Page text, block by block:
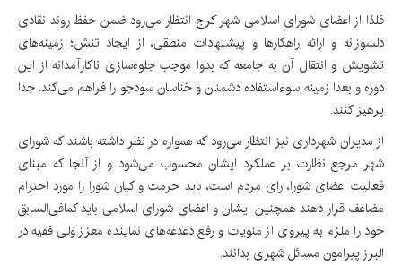
فلذا از اعضای شورای اسلامی شهر کرج انتظار می‌رود ضمن حفظ روند نقادی
دلسوزانه و ارائه راهکارها و پیشنهادات منطقی، از ایجاد تنش؛ زمینه‌های
تشویش و انتقال آن به جامعه که بدوا موجب جلوه‌سازی ناکارآمدانه از این
دوره و بعدا زمینه سوءاستفاده دشمنان و خناسان سودجو را فراهم می‌کند، جدا
پرهیز کنند.
از مدیران شهرداری نیز انتظار می‌رود که همواره در نظر داشته باشند که شورای
شهر مرجع نظارت بر عملکرد ایشان محسوب می‌شود و از آنجا که مبنای
فعالیت اعضای شورا، رای مردم است، باید حرمت و کیان شورا را مورد احترام
مضاعف قرار دهند همچنین ایشان و اعضای شورای اسلامی باید کمافی‌السابق
خود را ملزم به پیروی از منویات و رفع دغدغه‌های نماینده معزز ولی فقیه در
البرز پیرامون مسائل شهری بدانند.